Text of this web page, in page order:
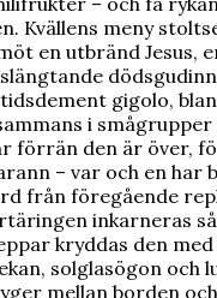
Kvällens meny
en utbränd Jesus,
gigolo,
i
förrän den är över,
– var och en har
från föregående
inkarneras
kryddas den med
solglasögon och
mellan borden